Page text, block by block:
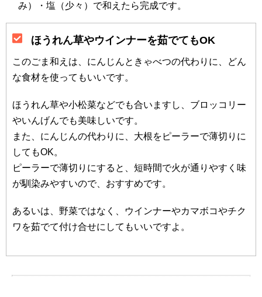
み）・塩（少々）で和えたら完成です。
ほうれん草やウインナーを茹でてもOK
このごま和えは、にんじんときゃべつの代わりに、どん
な食材を使ってもいいです。
ほうれん草や小松菜などでも合いますし、ブロッコリー
やいんげんでも美味しいです。
また、にんじんの代わりに、大根をピーラーで薄切りに
してもOK。
ピーラーで薄切りにすると、短時間で火が通りやすく味
が馴染みやすいので、おすすめです。
あるいは、野菜ではなく、ウインナーやカマボコやチク
ワを茹でて付け合せにしてもいいですよ。